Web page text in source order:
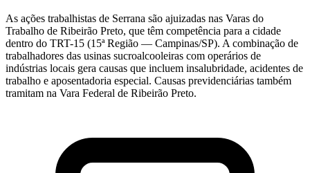
As ações trabalhistas de Serrana são ajuizadas nas Varas do
Trabalho de Ribeirão Preto, que têm competência para a cidade
dentro do TRT-15 (15ª Região — Campinas/SP). A combinação de
trabalhadores das usinas sucroalcooleiras com operários de
indústrias locais gera causas que incluem insalubridade, acidentes de
trabalho e aposentadoria especial. Causas previdenciárias também
tramitam na Vara Federal de Ribeirão Preto.